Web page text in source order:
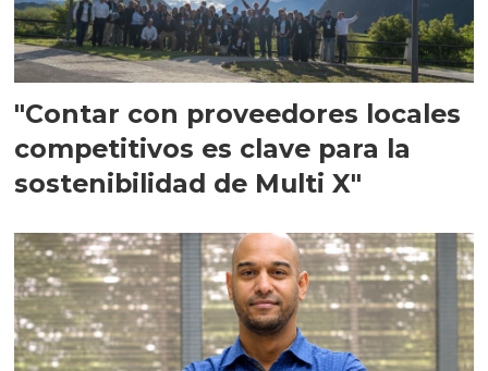
"Contar con proveedores locales
competitivos es clave para la
sostenibilidad de Multi X"